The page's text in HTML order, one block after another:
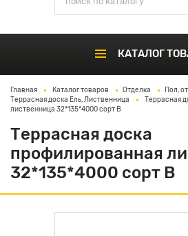
КАТАЛОГ
Главная Каталог товаров Отделка
Пол,
Террасная доска Ель, Лиственница
Террасная
лиственница 32*135*4000 сорт В
Террасная доска
профилированная
32*135*4000 сорт В